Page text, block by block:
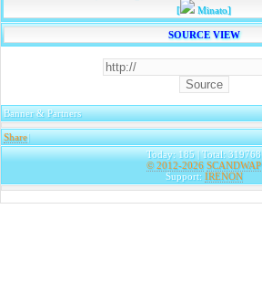
[
Minato]
SOURCE VIEW
Banner & Partners
Share|
Today: 185 | Total: 319768
© 2012-2026 SCANDWAP
Support: IRENON